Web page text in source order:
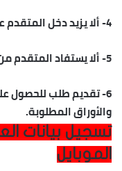
4- ألا يزيد دخل المتقدم على 2000 جنيه شهريًا.
5- ألا يستفاد المتقدم من أية منحة حكومية أخرى.
6- تقديم طلب للحصول
والأوراق المطلوبة.
تسجيل بيانات
الموبايل